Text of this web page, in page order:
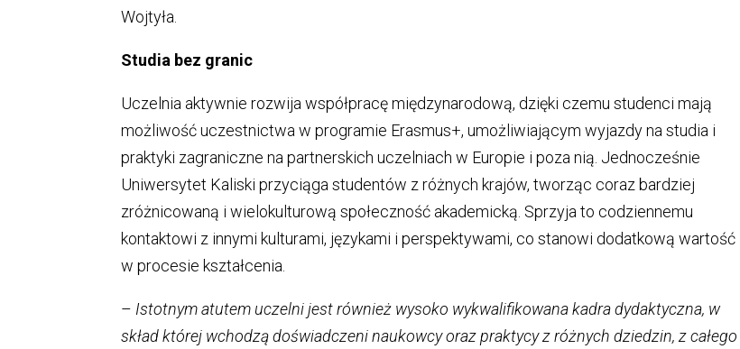
Wojtyła.
Studia bez granic
Uczelnia aktywnie rozwija współpracę międzynarodową, dzięki czemu studenci mają
możliwość uczestnictwa w programie Erasmus+, umożliwiającym wyjazdy na studia i
praktyki zagraniczne na partnerskich uczelniach w Europie i poza nią. Jednocześnie
Uniwersytet Kaliski przyciąga studentów z różnych krajów, tworząc coraz bardziej
zróżnicowaną i wielokulturową społeczność akademicką. Sprzyja to codziennemu
kontaktowi z innymi kulturami, językami i perspektywami, co stanowi dodatkową wartość
w procesie kształcenia.
– Istotnym atutem uczelni jest również wysoko wykwalifikowana kadra dydaktyczna, w
skład której wchodzą doświadczeni naukowcy oraz praktycy z różnych dziedzin, z całego